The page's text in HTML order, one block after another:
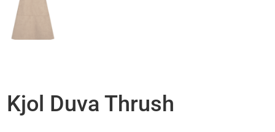
Kjol Duva Thrush